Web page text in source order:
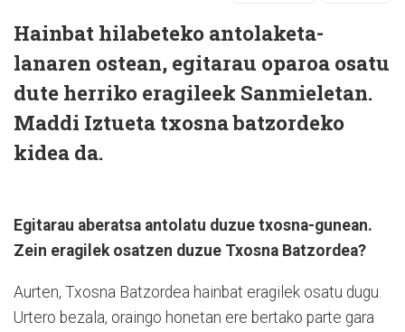
Hainbat hilabeteko antolaketa-
lanaren ostean, egitarau oparoa osatu
dute herriko eragileek Sanmieletan.
Maddi Iztueta txosna batzordeko
kidea da.
Egitarau aberatsa antolatu duzue txosna-gunean.
Zein eragilek osatzen duzue Txosna Batzordea?
Aurten, Txosna Batzordea hainbat eragilek osatu dugu.
Urtero bezala, oraingo honetan ere bertako parte gara